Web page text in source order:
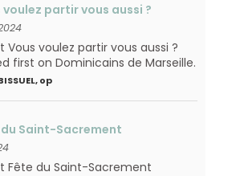
voulez partir vous aussi ?
Vous voulez partir vous aussi ?
first on Dominicains de Marseille.
op
Saint-Sacrement
Fête du Saint-Sacrement